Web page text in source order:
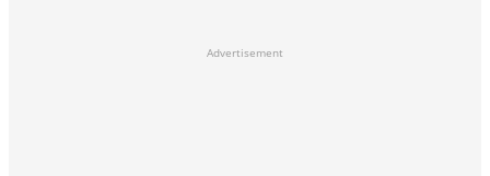
Advertisement